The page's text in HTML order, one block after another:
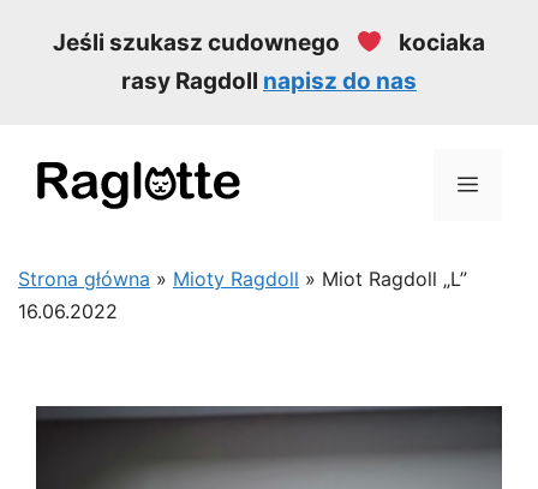
Jeśli szukasz cudownego
kociaka
rasy Ragdoll napisz do nas
Strona główna » Mioty Ragdoll » Miot Ragdoll „L”
16.06.2022